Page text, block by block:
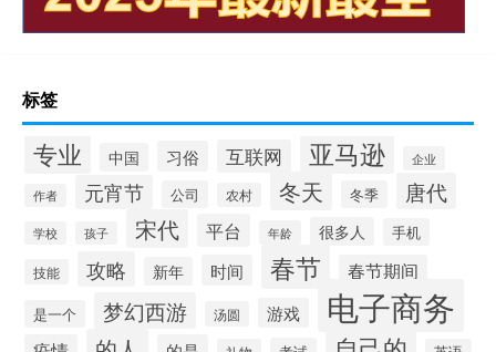
标签
专业 中国 习俗 互联网 亚马逊 企业
作者 元宵节 公司 农村 冬天 冬季 唐代
学校 孩子 宋代 平台 年龄 很多人 手机
技能 攻略 新年 时间 春节 春节期间
是一个 梦幻西游 汤圆 游戏 电子商务